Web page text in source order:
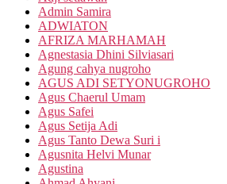
Admin Samira
ADWIATON
AFRIZA MARHAMAH
Agnestasia Dhini Silviasari
Agung cahya nugroho
AGUS ADI SETYONUGROHO
Agus Chaerul Umam
Agus Safei
Agus Setija Adi
Agus Tanto Dewa Suri i
Agusnita Helvi Munar
Agustina